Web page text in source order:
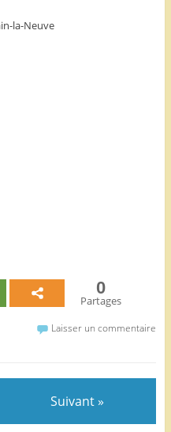
la-Neuve
0
Partages
Laisser un commentaire
Suivant »